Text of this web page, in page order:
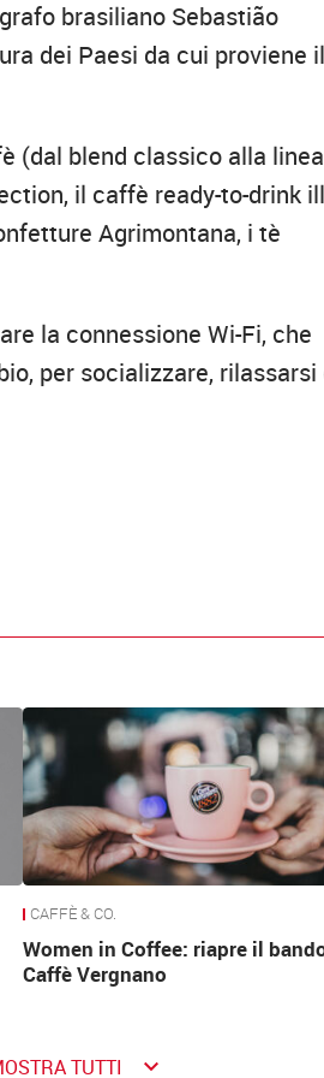
brasiliano Sebastião
dei Paesi da cui proviene il
(dal blend classico alla linea
il caffè ready-to-drink
Agrimontana, i tè
la connessione Wi-Fi, che
per socializzare, rilassarsi
CAFFÈ & CO.
Women in Coffee: riapre il
Caffè Vergnano
TUTTI keyboard_arrow_down